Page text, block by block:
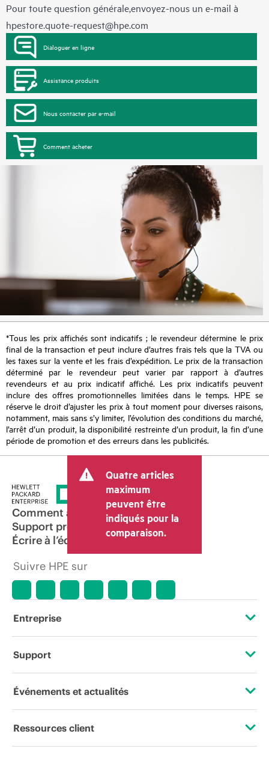
Pour toute question générale,envoyez-nous un e-mail à
hpestore.quote-request@hpe.com
Dialoguer en ligne
Assistance produits
Nous contacter par e-mail
Comment acheter
*Tous les prix affichés sont indicatifs ; le revendeur détermine le prix
final de la transaction et peut inclure d’autres frais tels que la TVA ou
les taxes sur la vente et les frais d’expédition. Le prix de la transaction
déterminé par le revendeur peut varier par rapport à d’autres
revendeurs et au prix indicatif affiché. Les prix indicatifs peuvent
inclure des offres promotionnelles limitées dans le temps. HPE se
réserve le droit d’ajuster les prix à tout moment pour diverses raisons,
notamment, mais sans s’y limiter, l’évolution des conditions du marché,
l’arrêt d’un produit, la disponibilité restreinte d’un produit, la fin d’une
période de promotion et des erreurs dans les publicités.
Quatre articles
maximum
peuvent être
indiqués pour la
comparaison.
Comment acheter
Support produit
Écrire à l’équipe commerciale
Suivre HPE sur
Entreprise
À propos de HPE
Responsabilité d’entreprise
Support
Services d’assistance opérationnelle (OSS)
Événements et actualités
Événements
Ressources client